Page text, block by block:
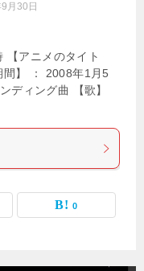
月30日
【アニメのタイト
間】 ： 2008年1月5
ディング曲 【歌】
0